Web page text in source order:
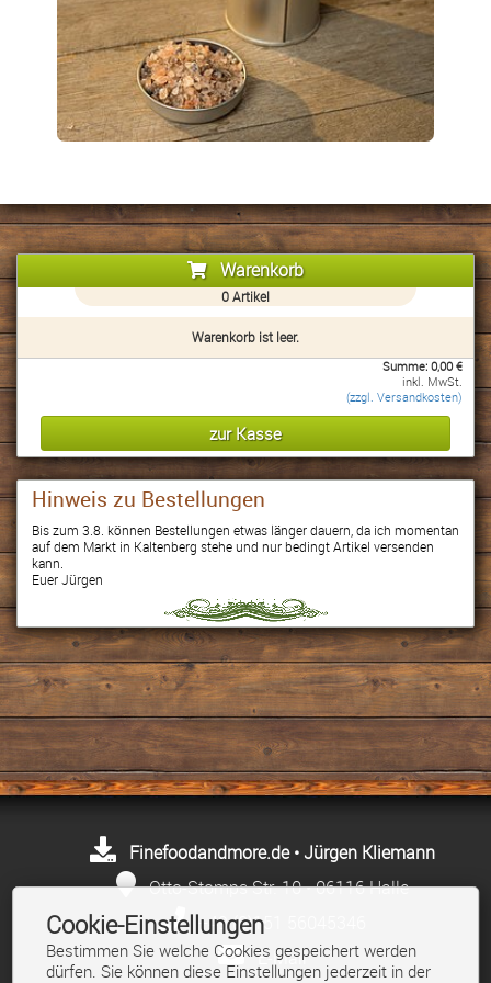
info@finefoodandmore.de
vCard speichern
Warenkorb
0Artikel
Warenkorb ist leer.
Summe: 0,00 €
inkl. MwSt.
(zzgl. Versandkosten)
Hinweis zu Bestellungen
Bis zum 3.8. können Bestellungen etwas länger dauern, da ich momentan
auf dem Markt in Kaltenberg stehe und nur bedingt Artikel versenden
kann.
Euer Jürgen
Finefoodandmore.de • Jürgen Kliemann
Otto-Stomps Str. 10 • 06116 Halle
+49 (0)151 56045346
E-Mail
Cookie-Einstellungen
Bestimmen Sie welche Cookies gespeichert werden
dürfen. Sie können diese Einstellungen jederzeit in der